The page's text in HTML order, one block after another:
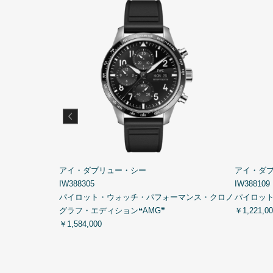
アイ・ダブリュー・シー
IW388305
パイロット・ウォッチ・パフォーマンス・クロノ
グラフ・エディション❝AMG❞
￥1,584,000
アイ・ダ
IW388109
パイロッ
￥